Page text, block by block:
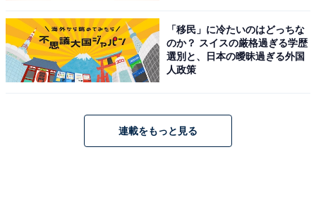
「移民」に冷たいのはどっちな
のか？ スイスの厳格過ぎる学歴
選別と、日本の曖昧過ぎる外国
人政策
連載をもっと見る